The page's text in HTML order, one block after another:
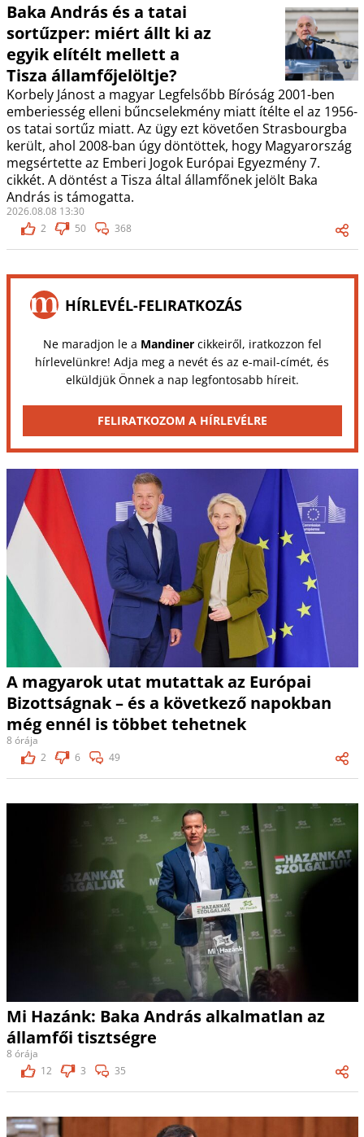
Baka András és a tatai
sortűzper: miért állt ki az
egyik elítélt mellett a
Tisza államfőjelöltje?
Korbely Jánost a magyar Legfelsőbb Bíróság 2001-ben
emberiesség elleni bűncselekmény miatt ítélte el az 1956-
os tatai sortűz miatt. Az ügy ezt követően Strasbourgba
került, ahol 2008-ban úgy döntöttek, hogy Magyarország
megsértette az Emberi Jogok Európai Egyezmény 7.
cikkét. A döntést a Tisza által államfőnek jelölt Baka
András is támogatta.
2026.08.08 13:30
2
50 368
HÍRLEVÉL-FELIRATKOZÁS
Ne maradjon le a Mandinercikkeiről, iratkozzon fel
hírlevelünkre! Adja meg a nevét és az e-mail-címét, és
elküldjük Önnek a nap legfontosabb híreit.
FELIRATKOZOM A HÍRLEVÉLRE
A magyarok utat mutattak az Európai
Bizottságnak – és a következő napokban
még ennél is többet tehetnek
8 órája
2
6 49
Mi Hazánk: Baka András alkalmatlan az
államfői tisztségre
8 órája
12
3 35